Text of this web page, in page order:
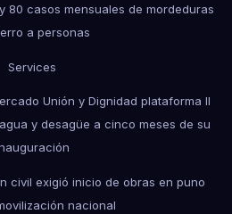
80 casos mensuales de mordeduras
a personas
Services
Unión y Dignidad plataforma II
y desagüe a cinco meses de su
civil exigió inicio de obras en puno
nacional